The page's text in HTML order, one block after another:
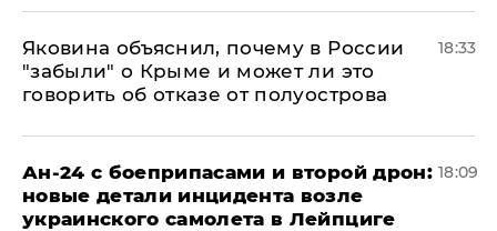
Яковина объяснил, почему в России
"забыли" о Крыме и может ли это
говорить об отказе от полуострова
18:33
Ан-24 с боеприпасами и второй дрон:
новые детали инцидента возле
украинского самолета в Лейпциге
18:09